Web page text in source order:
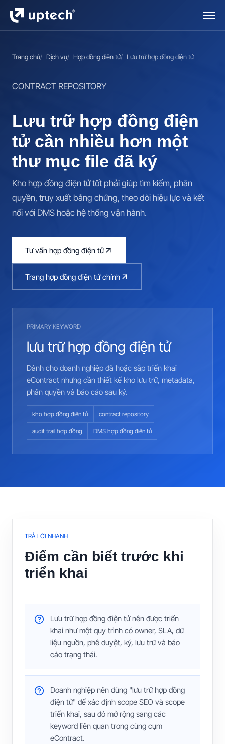
Trang chủ Dịch vụ Hợp đồng điện tử Lưu trữ hợp đồng điện tử
CONTRACT REPOSITORY
Lưu trữ hợp đồng điện
tử cần nhiều hơn một
thư mục file đã ký
Kho hợp đồng điện tử tốt phải giúp tìm kiếm, phân
quyền, truy xuất bằng chứng, theo dõi hiệu lực và kết
nối với DMS hoặc hệ thống vận hành.
Tư vấn hợp đồng điện tử
Trang hợp đồng điện tử chính
PRIMARY KEYWORD
lưu trữ hợp đồng điện tử
Dành cho doanh nghiệp đã hoặc sắp triển khai
eContract nhưng cần thiết kế kho lưu trữ, metadata,
phân quyền và báo cáo sau ký.
kho hợp đồng điện tử contract repository
audit trail hợp đồng DMS hợp đồng điện tử
TRẢ LỜI NHANH
Điểm cần biết trước khi
triển khai
Lưu trữ hợp đồng điện tử nên được triển
khai như một quy trình có owner, SLA, dữ
liệu nguồn, phê duyệt, ký, lưu trữ và báo
cáo trạng thái.
Doanh nghiệp nên dùng "lưu trữ hợp đồng
điện tử" để xác định scope SEO và scope
triển khai, sau đó mở rộng sang các
keyword liên quan trong cùng cụm
eContract.